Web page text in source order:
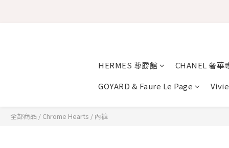
HERMES 尊爵館
CHANEL 奢華
GOYARD & Faure Le Page
全部商品 / Chrome Hearts / 內褲